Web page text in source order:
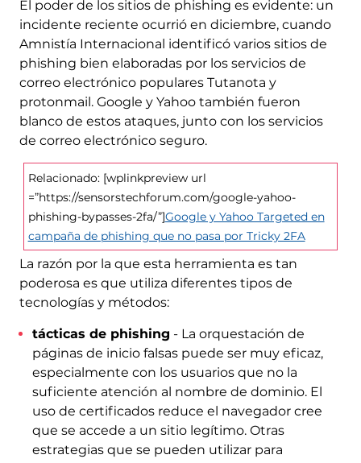
El poder de los sitios de phishing es evidente: un
incidente reciente ocurrió en diciembre, cuando
Amnistía Internacional identificó varios sitios de
phishing bien elaboradas por los servicios de
correo electrónico populares Tutanota y
protonmail. Google y Yahoo también fueron
blanco de estos ataques, junto con los servicios
de correo electrónico seguro.
Relacionado: [wplinkpreview url
=”https://sensorstechforum.com/google-yahoo-
phishing-bypasses-2fa/”]Google y Yahoo Targeted en
campaña de phishing que no pasa por Tricky 2FA
La razón por la que esta herramienta es tan
poderosa es que utiliza diferentes tipos de
tecnologías y métodos:
tácticas de phishing - La orquestación de
páginas de inicio falsas puede ser muy eficaz,
especialmente con los usuarios que no la
suficiente atención al nombre de dominio. El
uso de certificados reduce el navegador cree
que se accede a un sitio legítimo. Otras
estrategias que se pueden utilizar para